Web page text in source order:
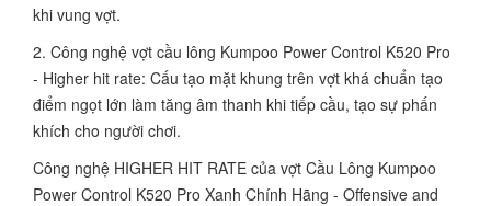
khi vung vợt.
2. Công nghệ vợt cầu lông Kumpoo Power Control K520 Pro
- Higher hit rate: Cấu tạo mặt khung trên vợt khá chuẩn tạo
điểm ngọt lớn làm tăng âm thanh khi tiếp cầu, tạo sự phấn
khích cho người chơi.
Công nghệ HIGHER HIT RATE của vợt Cầu Lông Kumpoo
Power Control K520 Pro Xanh Chính Hãng - Offensive and